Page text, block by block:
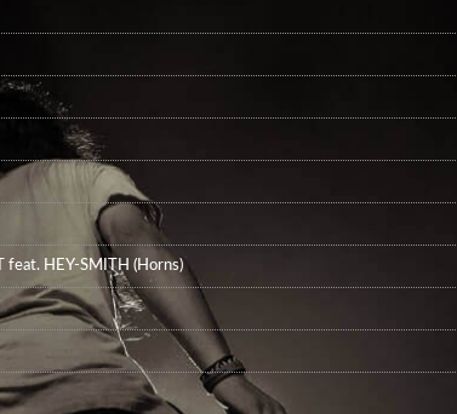
feat. HEY-SMITH (Horns)